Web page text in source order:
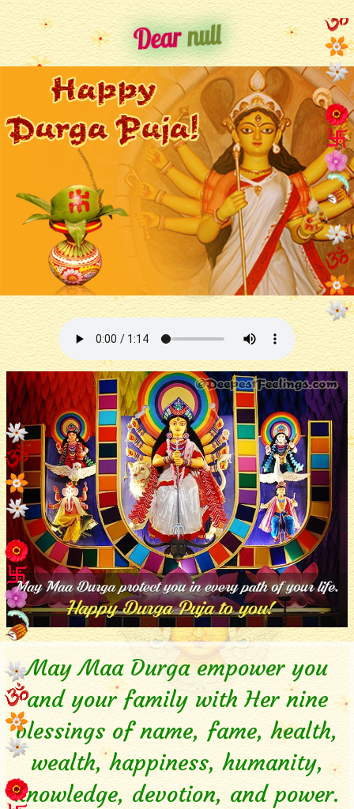
Dearnull
May Maa Durga empower you
and your family with Her nine
blessings of name, fame, health,
wealth, happiness, humanity,
knowledge, devotion, and power.